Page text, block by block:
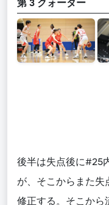
第 3 クォーター
後半は失点後に#25
が、そこからまた失
修正する。そこから